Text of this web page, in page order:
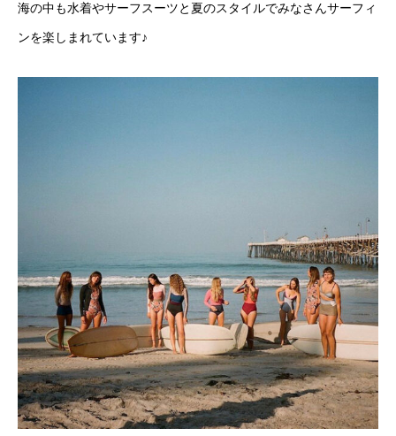
海の中も水着やサーフスーツと夏のスタイルでみなさんサーフィ
ンを楽しまれています♪